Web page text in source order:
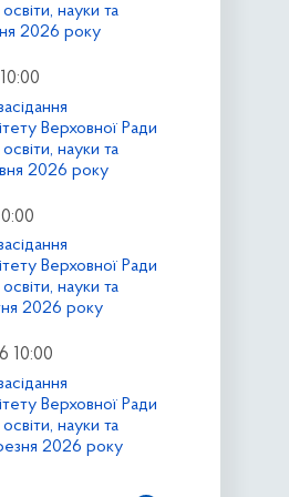
науки та
2026 року
Верховної Ради
науки та
2026 року
Верховної Ради
науки та
2026 року
10:00
Верховної Ради
науки та
2026 року